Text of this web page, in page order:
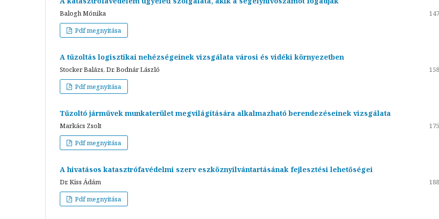
Balogh Mónika
Pdf megnyitása
A tűzoltás logisztikai nehézségeinek vizsgálata városi és vidéki környezetben
Stocker Balázs, Dr. Bodnár László
Pdf megnyitása
Tűzoltó járművek munkaterület megvilágítására alkalmazható berendezéseinek vizsgálata
Markács Zsolt
Pdf megnyitása
A hivatásos katasztrófavédelmi szerv eszköznyilvántartásának fejlesztési lehetőségei
Dr. Kiss Ádám
Pdf megnyitása